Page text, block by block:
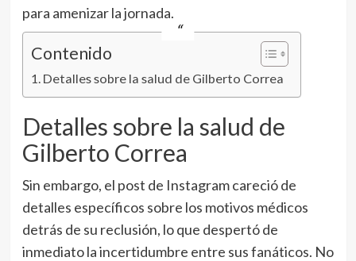
para amenizar la jornada.
Contenido
Detalles sobre la salud de Gilberto Correa
Detalles sobre la salud de
Gilberto Correa
Sin embargo, el post de Instagram careció de
detalles específicos sobre los motivos médicos
detrás de su reclusión, lo que despertó de
inmediato la incertidumbre entre sus fanáticos. No